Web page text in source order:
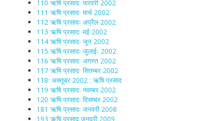
110 ऋषि प्रसादः फरवरी 2002
111 ऋषि प्रसादः मार्च 2002
112 ऋषि प्रसादः अप्रैल 2002
113 ऋषि प्रसादः मई 2002
114 ऋषि प्रसादः जून 2002
115 ऋषि प्रसादः जुलाईः 2002
116 ऋषि प्रसादः अगस्त 2002
117 ऋषि प्रसादः सितम्बर 2002
118: अक्तूबर 2002 : ऋषि प्रसाद
119 ऋषि प्रसादः नवम्बर 2002
120 ऋषि प्रसादः दिसम्बर 2002
181 ऋषि प्रसादः जनवरी 2008
193 ऋषि प्रसाद जनवरी 2009